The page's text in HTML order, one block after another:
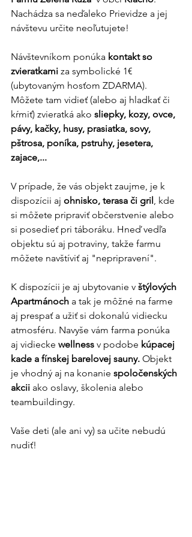
Nachádza sa neďaleko Prievidze a jej
návštevu určite neoľutujete!
Návštevníkom ponúka kontakt so
zvieratkami za symbolické 1€
(ubytovaným hosťom ZDARMA).
Môžete tam vidieť (alebo aj hladkať či
kŕmiť) zvieratká ako sliepky, kozy, ovce,
pávy, kačky, husy, prasiatka, sovy,
pštrosa, poníka, pstruhy, jesetera,
zajace,...
V prípade, že vás objekt zaujme, je k
dispozícii aj ohnisko, terasa či gril , kde
si môžete pripraviť občerstvenie alebo
si posedieť pri táboráku. Hneď vedľa
objektu sú aj potraviny, takže farmu
môžete navštíviť aj "nepripravení".
K dispozícii je aj ubytovanie v štýlových
Apartmánoch a tak je môžné na farme
aj prespať a užiť si dokonalú vidiecku
atmosféru. Navyše vám farma ponúka
aj vidiecke wellness v podobe kúpacej
kade a fínskej barelovej sauny. Objekt
je vhodný aj na konanie spoločenských
akcii ako oslavy, školenia alebo
teambuildingy.
Vaše deti (ale ani vy) sa učite nebudú
nudiť!